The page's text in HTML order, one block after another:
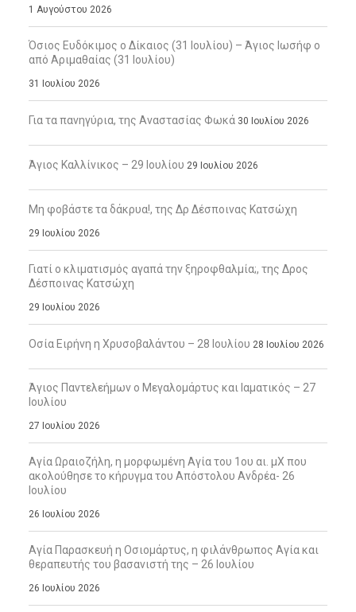
1 Αυγούστου 2026
Όσιος Ευδόκιμος ο Δίκαιος (31 Ιουλίου) – Άγιος Ιωσήφ ο
από Αριμαθαίας (31 Ιουλίου)
31 Ιουλίου 2026
Για τα πανηγύρια, της Αναστασίας Φωκά 30 Ιουλίου 2026
Άγιος Καλλίνικος – 29 Ιουλίου 29 Ιουλίου 2026
Μη φοβάστε τα δάκρυα!, της Δρ Δέσποινας Κατσώχη
29 Ιουλίου 2026
Γιατί ο κλιματισμός αγαπά την ξηροφθαλμία;, της Δρος
Δέσποινας Κατσώχη
29 Ιουλίου 2026
Οσία Ειρήνη η Χρυσοβαλάντου – 28 Ιουλίου 28 Ιουλίου 2026
Άγιος Παντελεήμων ο Μεγαλομάρτυς και Ιαματικός – 27
Ιουλίου
27 Ιουλίου 2026
Αγία Ωραιοζήλη, η μορφωμένη Αγία του 1ου αι. μΧ που
ακολούθησε το κήρυγμα του Απόστολου Ανδρέα- 26
Ιουλίου
26 Ιουλίου 2026
Αγία Παρασκευή η Οσιομάρτυς, η φιλάνθρωπος Αγία και
θεραπευτής του βασανιστή της – 26 Ιουλίου
26 Ιουλίου 2026